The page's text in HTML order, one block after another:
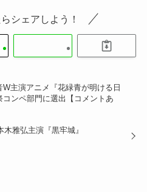
シェアしよう！
主演アニメ『花緑青が明ける日
コンペ部門に選出【コメントあ
雅弘主演『黒牢城』